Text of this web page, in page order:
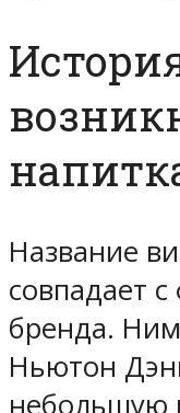
Название
совпадает
бренда.
Ньютон
небольшую